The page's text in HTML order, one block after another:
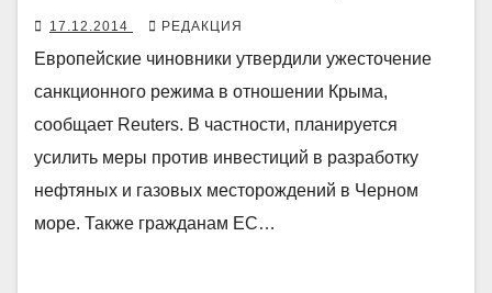
17.12.2014 РЕДАКЦИЯ
Европейские чиновники утвердили ужесточение
санкционного режима в отношении Крыма,
сообщает Reuters. В частности, планируется
усилить меры против инвестиций в разработку
нефтяных и газовых месторождений в Черном
море. Также гражданам ЕС…